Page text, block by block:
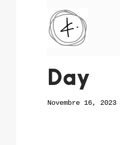
Day
Novembre 16, 2023